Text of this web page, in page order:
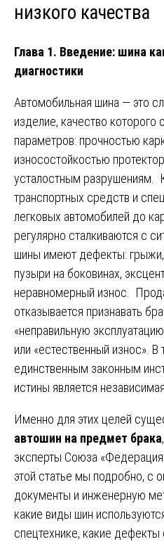
низкого качества
Глава 1. Введение: шина
диагностики
Автомобильная шина — это
изделие, качество
параметров: прочностью
износостойкостью
усталостным разрушениям.
транспортных средств и
легковых автомобилей до
регулярно сталкиваются с
шины имеют дефекты:
пузыри на боковинах,
неравномерный износ.
отказывается признавать
«неправильную
или «естественный износ». В
единственным законным
истины является
Именно для этих целей
автошин на предмет брака
эксперты Союза
этой статье мы подробно, с
документы и инженерную
какие виды шин
спецтехнике, какие дефекты